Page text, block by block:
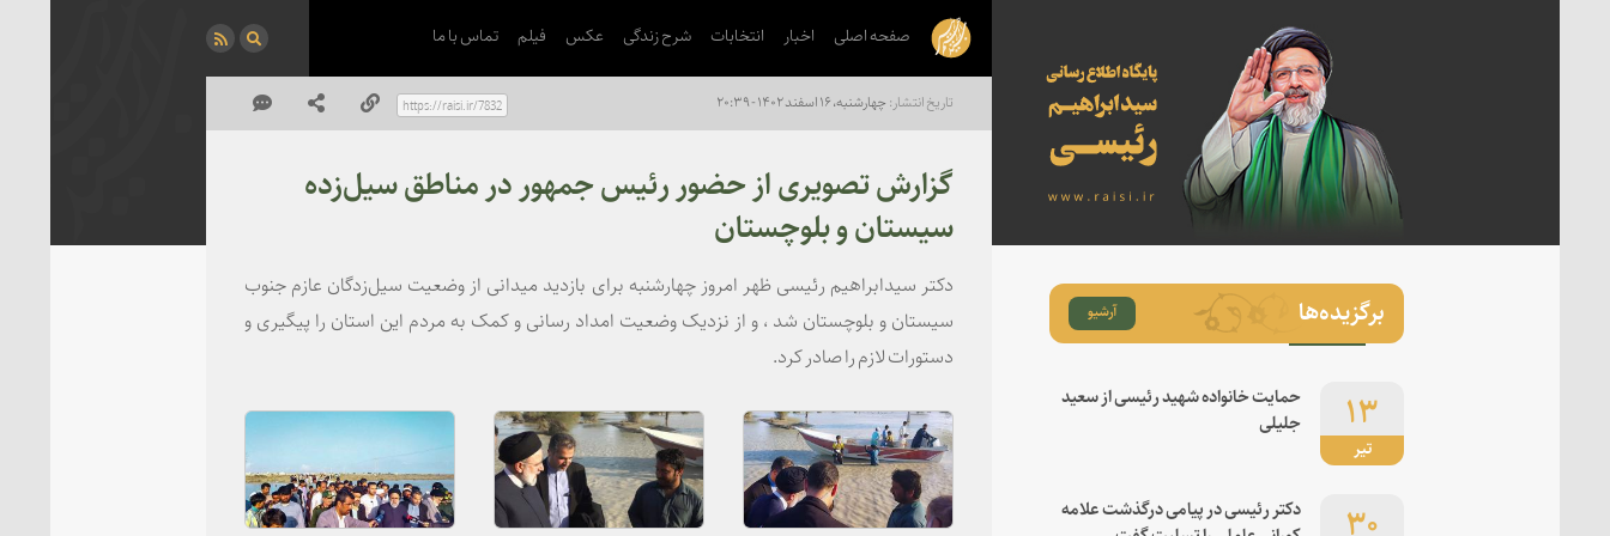
صفحه اصلی اخبار انتخابات شرح زندگی عکس فیلم تماس با ما
چهارشنبه، ۱۶ اسفند ۱۴۰۲ - ۲۰:۳۹
گزارش تصویری از حضور رئیس جمهور در مناطق سیل‌زده
سیستان و بلوچستان
دکتر سیدابراهیم رئیسی ظهر امروز چهارشنبه برای بازدید میدانی از وضعیت سیل‌زدگان عازم جنوب
سیستان و بلوچستان شد ، و از نزدیک وضعیت امداد رسانی و کمک به مردم این استان را پیگیری و
دستورات لازم را صادر کرد.
برگزیده‌ها آرشیو
تیر
۱۳
حمایت خانواده شهید رئیسی از سعید
جلیلی
۳۰
دکتر رئیسی در پیامی درگذشت علامه